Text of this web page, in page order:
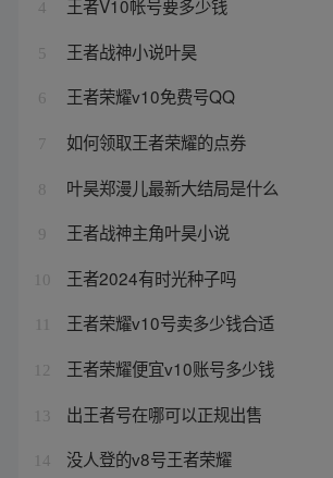
4 王者V10帐号要多少钱
5 王者战神小说叶昊
6 王者荣耀v10免费号QQ
7 如何领取王者荣耀的点券
8 叶昊郑漫儿最新大结局是什么
9 王者战神主角叶昊小说
10 王者2024有时光种子吗
王者荣耀v10号卖多少钱合适
12 王者荣耀便宜v10账号多少钱
13 出王者号在哪可以正规出售
14 没人登的v8号王者荣耀